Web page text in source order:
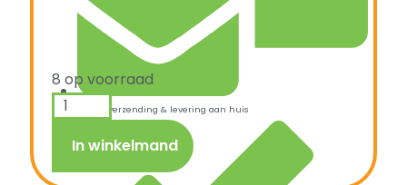
Snelle verzending & levering aan huis
8 op voorraad
In winkelmand